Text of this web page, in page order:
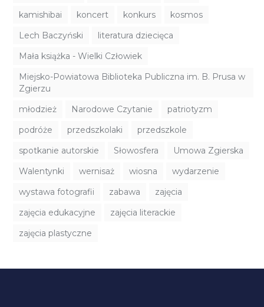
kamishibai
koncert konkurs
kosmos
Lech Baczyński
literatura dziecięca
Mała książka - Wielki Człowiek
Miejsko-Powiatowa Biblioteka Publiczna im. B. Prusa w
Zgierzu
młodzież
Narodowe Czytanie
patriotyzm
podróże
przedszkolaki
przedszkole
spotkanie autorskie
Słowosfera
Umowa Zgierska
Walentynki
wernisaż wiosna
wydarzenie
wystawa fotografii
zabawa
zajęcia
zajęcia edukacyjne
zajęcia literackie
zajęcia plastyczne